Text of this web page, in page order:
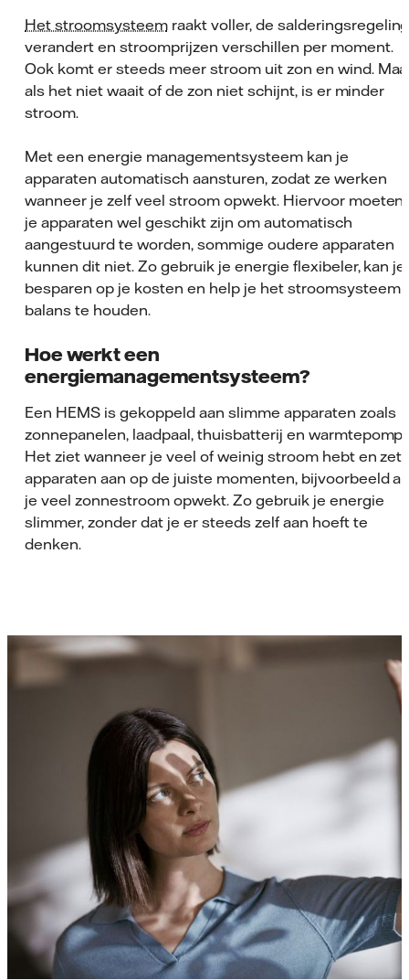
Het stroomsysteemraakt voller, de salderingsregeling
verandert en stroomprijzen verschillen per moment.
Ook komt er steeds meer stroom uit zon en wind.
als het niet waait of de zon niet schijnt, is er minder
stroom.
Met een energie managementsysteem kan je
apparaten automatisch aansturen, zodat ze werken
wanneer je zelf veel stroom opwekt. Hiervoor moeten
je apparaten wel geschikt zijn om automatisch
aangestuurd te worden, sommige oudere apparaten
kunnen dit niet. Zo gebruik je energie flexibeler, kan je
besparen op je kosten en help je het stroomsysteem
balans te houden.
Hoe werkt een
energiemanagementsysteem?
Een HEMS is gekoppeld aan slimme apparaten zoals
zonnepanelen, laadpaal, thuisbatterij en warmtepomp.
Het ziet wanneer je veel of weinig stroom hebt en zet
apparaten aan op de juiste momenten, bijvoorbeeld
je veel zonnestroom opwekt. Zo gebruik je energie
slimmer, zonder dat je er steeds zelf aan hoeft te
denken.